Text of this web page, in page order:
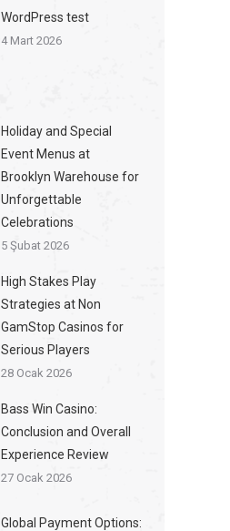
WordPress test
4 Mart 2026
Holiday and Special
Event Menus at
Brooklyn Warehouse for
Unforgettable
Celebrations
5 Şubat 2026
High Stakes Play
Strategies at Non
GamStop Casinos for
Serious Players
28 Ocak 2026
Bass Win Casino:
Conclusion and Overall
Experience Review
27 Ocak 2026
Global Payment Options: